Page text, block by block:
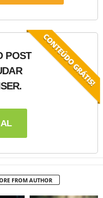
POST
FROM AUTHOR